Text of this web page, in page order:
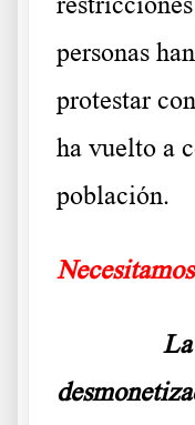
personas
protestar
ha vuelto a
población.
La